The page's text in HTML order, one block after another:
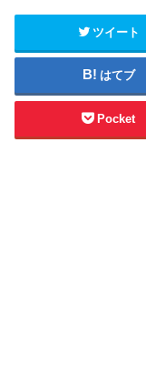
ツイート
はてブ
Pocket